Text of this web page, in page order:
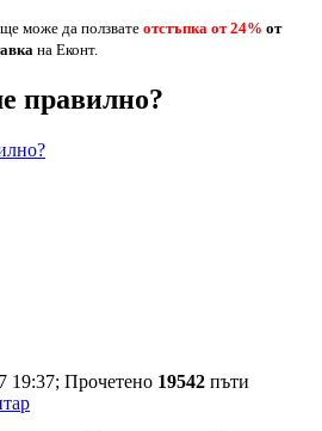
ще може да ползвате отстъпка от 24% от
на Еконт.
правилно?
19:37; Прочетено 19542 пъти